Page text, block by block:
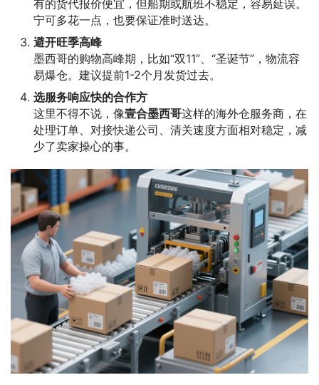
有的货代报价便宜，但船期或航班不稳定，容易延误。
宁可多花一点，也要保证准时送达。
避开旺季高峰
墨西哥的购物高峰期，比如“双11”、“圣诞节”，物流容
易爆仓。建议提前1-2个月发货过去。
选服务响应快的合作方
这里不得不说，像壹合墨西哥这样的海外仓服务商，在
处理订单、对接快递公司、清关速度方面相对稳定，减
少了卖家操心的事。